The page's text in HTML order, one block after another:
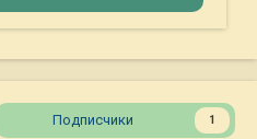
Подписчики 1